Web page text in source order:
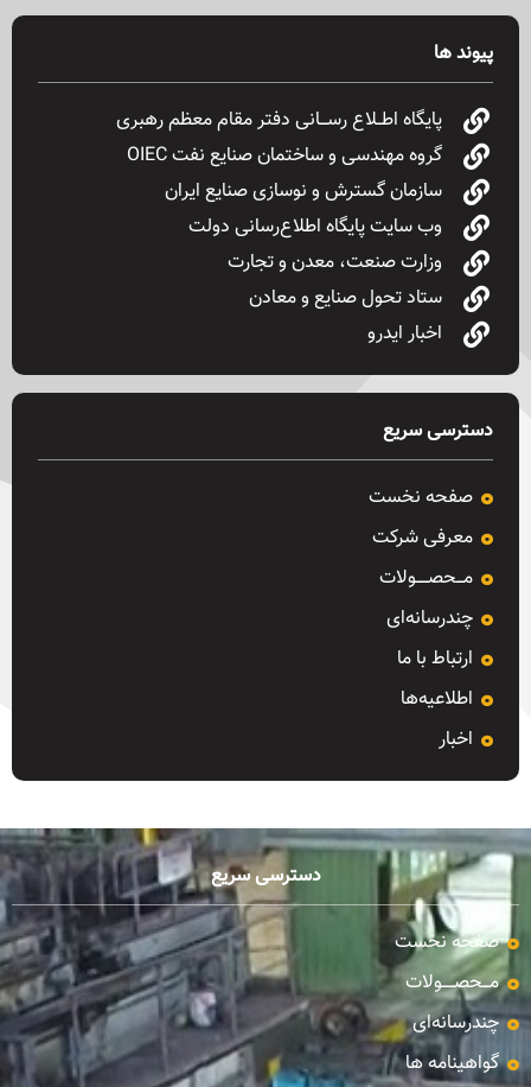
پیوند ها
پایگاه اطــلاع رســـانی دفتر مقام معظم رهبری
گروه مهندسی و ساختمان صنایع نفت OIEC
سازمان گسترش و نوسازی صنایع ایران
وب سایت پایگاه اطلاع‌رسانی دولت
وزارت صنعت، معدن و تجارت
ستاد تحول صنایع و معادن
اخبار ایدرو
دسترسی سریع
صفحه نخست
معرفی شرکت
مـــحصـــــولات
چندرسانه‌ای
ارتباط با ما
اطلاعیه‌ها
اخبار
دسترسی سریع
صفحه نخست
مـــحصـــــولات
چندرسانه‌ای
گواهینامه ها